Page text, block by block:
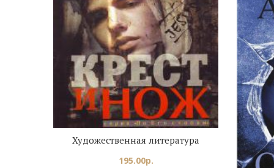
Художественная литература
195.00р.